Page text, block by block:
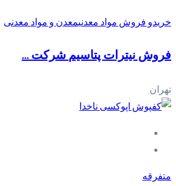
خریدو فروش مواد معدنیمعدن و مواد معدنی
فروش نیترات پتاسیم‎ شرکت ...
تهران
متفرقه